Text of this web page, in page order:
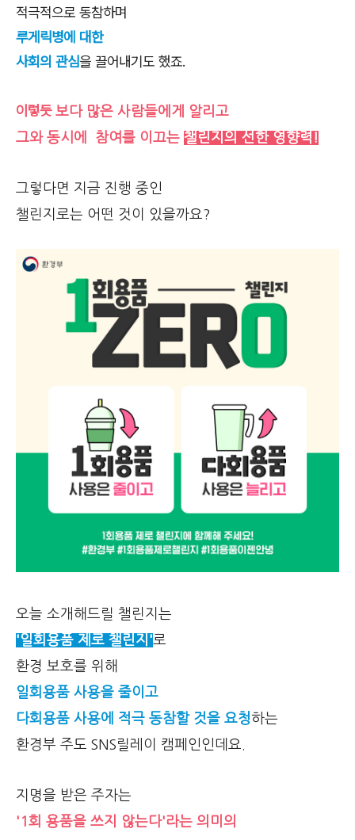
적극적으로 동참하며
루게릭병에 대한
사회의 관심을 끌어내기도 했죠.
이렇듯 보다 많은 사람들에게 알리고
그와 동시에 참여를 이끄는 챌린지의 선한 영향력!
그렇다면 지금 진행 중인
챌린지로는 어떤 것이 있을까요?
오늘 소개해드릴 챌린지는
'일회용품 제로 챌린지'로
환경 보호를 위해
일회용품 사용을 줄이고
다회용품 사용에 적극 동참할 것을 요청하는
환경부 주도 SNS릴레이 캠페인인데요.
지명을 받은 주자는
'1회 용품을 쓰지 않는다'라는 의미의